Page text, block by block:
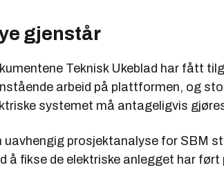
gjenstår
Teknisk Ukeblad har fått
arbeid på plattformen, og
systemet må antageligvis
uavhengig prosjektanalyse for SBM
å fikse de elektriske anlegget har ført